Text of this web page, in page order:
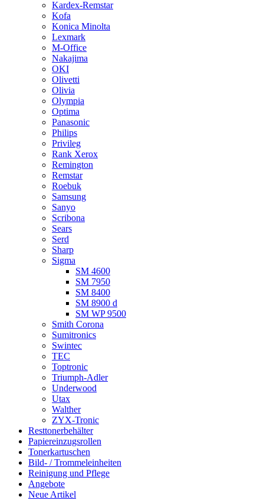
Kardex-Remstar
Kofa
Konica Minolta
Lexmark
M-Office
Nakajima
OKI
Olivetti
Olivia
Olympia
Optima
Panasonic
Philips
Privileg
Rank Xerox
Remington
Remstar
Roebuk
Samsung
Sanyo
Scribona
Sears
Serd
Sharp
Sigma
SM 4600
SM 7950
SM 8400
SM 8900 d
SM WP 9500
Smith Corona
Sumitronics
Swintec
TEC
Toptronic
Triumph-Adler
Underwood
Utax
Walther
ZYX-Tronic
Resttonerbehälter
Papiereinzugsrollen
Tonerkartuschen
Bild- / Trommeleinheiten
Reinigung und Pflege
Angebote
Neue Artikel